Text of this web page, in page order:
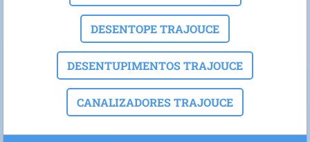
DESENTOPE TRAJOUCE
DESENTUPIMENTOS TRAJOUCE
CANALIZADORES TRAJOUCE